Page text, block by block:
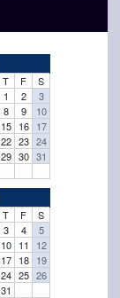
T F
S
1
2
3
8 9
10
15 16 17
22 23 24
29 30 31
T F
S
3 4
5
10 11
12
17 18 19
24 25 26
31